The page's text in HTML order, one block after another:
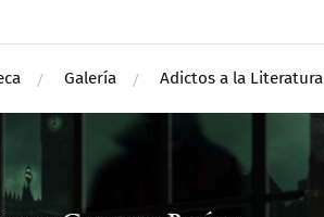
Galería Adictos a la Literatura